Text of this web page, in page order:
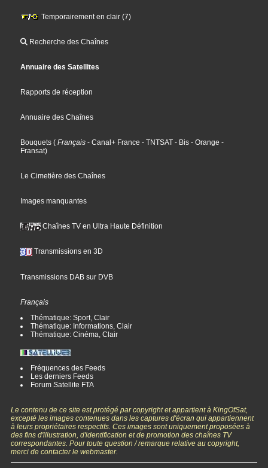
Temporairement en clair (7)
Recherche des Chaînes
Annuaire des Satellites
Rapports de réception
Annuaire des Chaînes
Bouquets ( Français - Canal+ France - TNTSAT - Bis - Orange -
Fransat)
Le Cimetière des Chaînes
Images manquantes
Chaînes TV en Ultra Haute Définition
Transmissions en 3D
Transmissions DAB sur DVB
Français
Thématique: Sport, Clair
Thématique: Informations, Clair
Thématique: Cinéma, Clair
Fréquences des Feeds
Les derniers Feeds
Forum Satellite FTA
Le contenu de ce site est protégé par copyright et appartient à KingOfSat,
excepté les images contenues dans les captures d'écran qui appartiennent
à leurs propriétaires respectifs. Ces images sont uniquement proposées à
des fins d'illustration, d'identification et de promotion des chaînes TV
correspondantes. Pour toute question / remarque relative au copyright,
merci de contacter le webmaster.